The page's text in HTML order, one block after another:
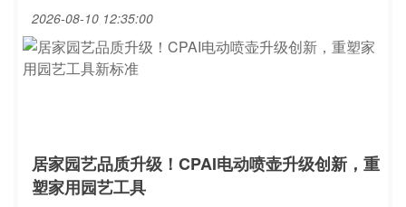
2026-08-10 12:35:00
居家园艺品质升级！CPAI电动喷壶升级创新，重
塑家用园艺工具